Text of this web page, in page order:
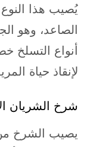
يُصيب هذا
الصاعد، وهو
أنواع التسلخ
لإنقاذ حياة
شرخ الشريان
يصيب الشرخ